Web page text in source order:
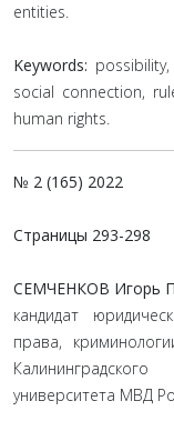
entities.
Keywords:
social connection,
human rights.
№ 2 (165) 2022
Страницы 293-298
СЕМЧЕНКОВ Игорь
кандидат
права,
университета МВД